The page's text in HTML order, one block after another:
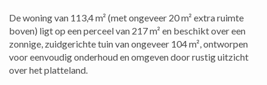
De woning van 113,4 m² (met ongeveer 20 m² extra ruimte
boven) ligt op een perceel van 217 m² en beschikt over een
zonnige, zuidgerichte tuin van ongeveer 104 m², ontworpen
voor eenvoudig onderhoud en omgeven door rustig uitzicht
over het platteland.